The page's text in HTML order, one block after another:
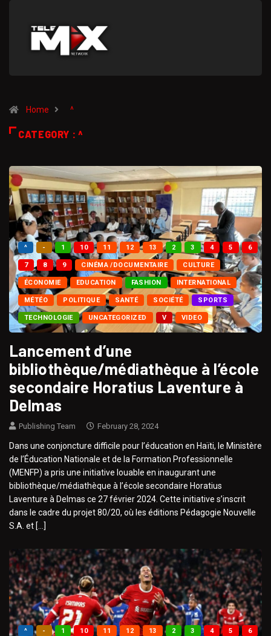
Home ^
CATEGORY : ^
^ - 1 10 11 12 13 2 3 4 5 6
7 8 9 CINÉMA /DOCUMENTAIRE CULTURE
ÉCONOMIE EDUCATION FASHION INTERNATIONAL
MÉTÉO POLITIQUE SANTÉ SOCIÉTÉ SPORTS
TECHNOLOGIE UNCATEGORIZED V VIDEO
Lancement d’une
bibliothèque/médiathèque à l’école
secondaire Horatius Laventure à
Delmas
Publishing Team February 28, 2024
Dans une conjoncture difficile pour l’éducation en Haïti, le Ministère
de l’Éducation Nationale et de la Formation Professionnelle
(MENFP) a pris une initiative louable en inaugurant une
bibliothèque/médiathèque à l’école secondaire Horatius
Laventure à Delmas ce 27 février 2024. Cette initiative s’inscrit
dans le cadre du projet 80/20, où les éditions Pédagogie Nouvelle
S.A. et […]
^ - 1 10 11 12 13 2 3 4 5 6